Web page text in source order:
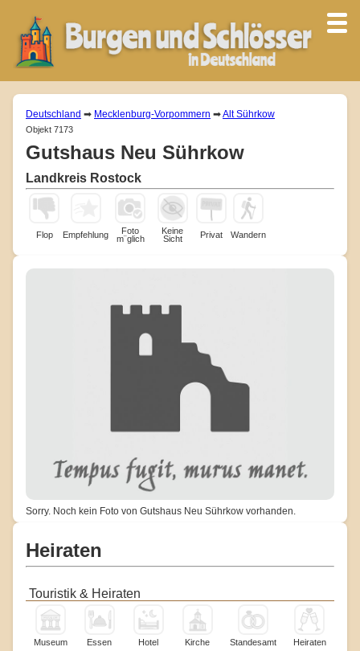
Deutschland ➡ Mecklenburg-Vorpommern ➡Alt Sührkow
Objekt 7173
Gutshaus Neu Sührkow
Landkreis Rostock
Flop Empfehlung
Foto
m¨glich
Keine
Sicht
Privat Wandern
Sorry. Noch kein Foto von Gutshaus Neu Sührkow vorhanden.
Heiraten
Touristik & Heiraten
Museum Essen Hotel Kirche Standesamt Heiraten